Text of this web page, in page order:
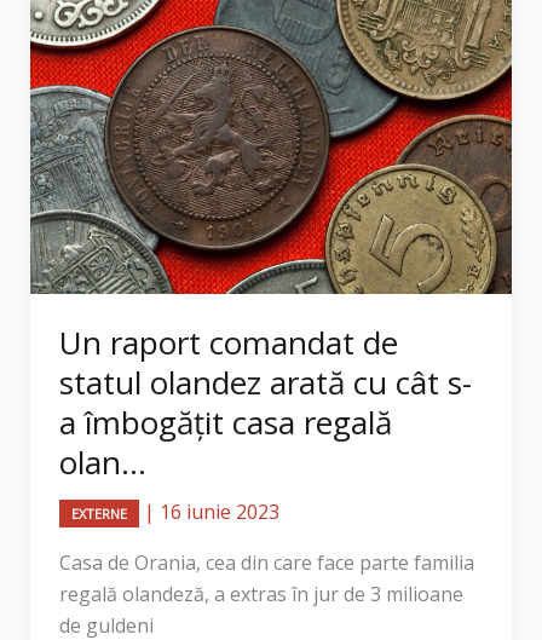
Un raport comandat de
statul olandez arată cu cât s-
a îmbogățit casa regală
olan...
EXTERNE | 16 iunie 2023
Casa de Orania, cea din care face parte familia
regală olandeză, a extras în jur de 3 milioane
de guldeni